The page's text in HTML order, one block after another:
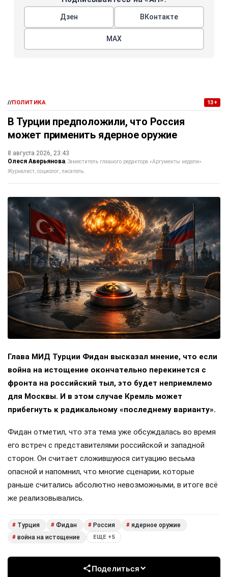
Дзен ВКонтакте
МАХ
//ПОЛИТИКА 13+
В Турции предположили, что Россия
может применить ядерное оружие
8 августа 2026, 23:43
Олеся Аверьянова Заместитель главного редактора «Аргументы недели».
Журналист, социолог, писатель.
Глава МИД Турции Фидан высказал мнение, что если
война на истощение окончательно перекинется с
фронта на российский тыл, это будет неприемлемо
для Москвы. И в этом случае Кремль может
прибегнуть к радикальному «последнему варианту».
Фидан отметил, что эта тема уже обсуждалась во время
его встреч с представителями российской и западной
сторон. Он считает сложившуюся ситуацию весьма
опасной и напомнил, что многие сценарии, которые
раньше считались абсолютно невозможными, в итоге всё
же реализовывались.
# Турция # Фидан # Россия # ядерное оружие
# война на истощение ЕЩЕ +5
Поделиться